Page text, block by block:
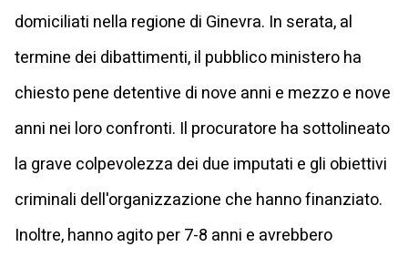
domiciliati nella regione di Ginevra. In serata, al
termine dei dibattimenti, il pubblico ministero ha
chiesto pene detentive di nove anni e mezzo e nove
anni nei loro confronti. Il procuratore ha sottolineato
la grave colpevolezza dei due imputati e gli obiettivi
criminali dell'organizzazione che hanno finanziato.
Inoltre, hanno agito per 7-8 anni e avrebbero